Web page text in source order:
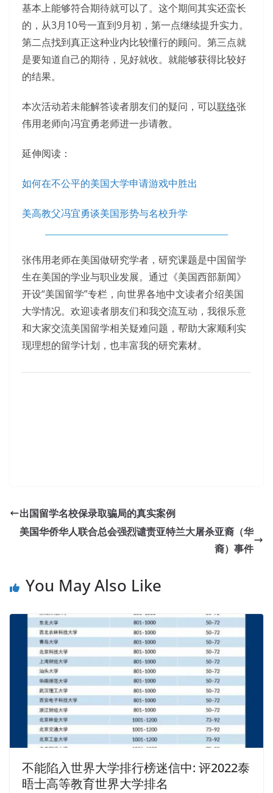
基本上能够符合期待就可以了。这个期间其实还蛮长
的，从3月10号一直到9月初，第一点继续提升实力。
第二点找到真正这种业内比较懂行的顾问。第三点就
是要知道自己的期待，见好就收。就能够获得比较好
的结果。
本次活动若未能解答读者朋友们的疑问，可以联络张
伟用老师向冯宜勇老师进一步请教。
延伸阅读：
如何在不公平的美国大学申请游戏中胜出
美高教父冯宜勇谈美国形势与名校升学
张伟用老师在美国做研究学者，研究课题是中国留学
生在美国的学业与职业发展。通过《美国西部新闻》
开设“美国留学”专栏，向世界各地中文读者介绍美国
大学情况。欢迎读者朋友们和我交流互动，我很乐意
和大家交流美国留学相关疑难问题，帮助大家顺利实
现理想的留学计划，也丰富我的研究素材。
出国留学名校保录取骗局的真实案例
美国华侨华人联合总会强烈谴责亚特兰大屠杀亚裔（华
裔）事件
You May Also Like
不能陷入世界大学排行榜迷信中: 评2022泰
晤士高等教育世界大学排名